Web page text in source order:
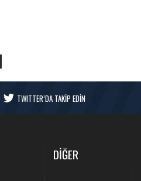
TWITTER’DA TAKİP EDİN
DİĞER